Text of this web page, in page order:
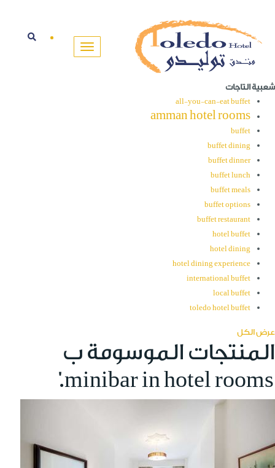
شعبية التاجات
all-you-can-eat buffet
amman hotel rooms
buffet
buffet dining
buffet dinner
buffet lunch
buffet meals
buffet options
buffet restaurant
hotel buffet
hotel dining
hotel dining experience
international buffet
local buffet
toledo hotel buffet
عرض الكل
المنتجات الموسومة ب